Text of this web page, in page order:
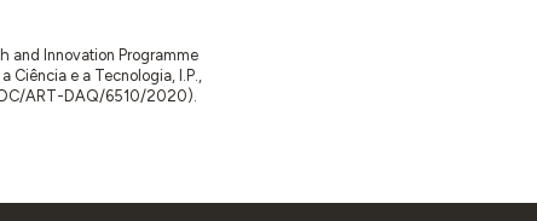
and Innovation Programme
e a Tecnologia, I.P.,
ART-DAQ/6510/2020).